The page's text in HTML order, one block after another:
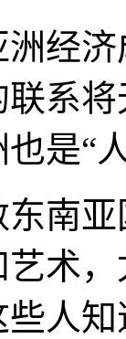
经
系
是“
南
术
人